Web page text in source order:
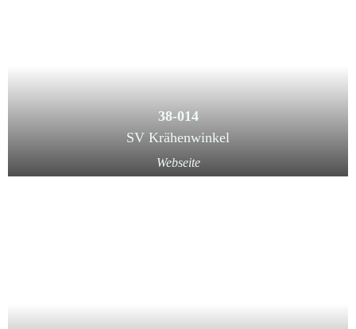
38-014
SV Krähenwinkel
Webseite